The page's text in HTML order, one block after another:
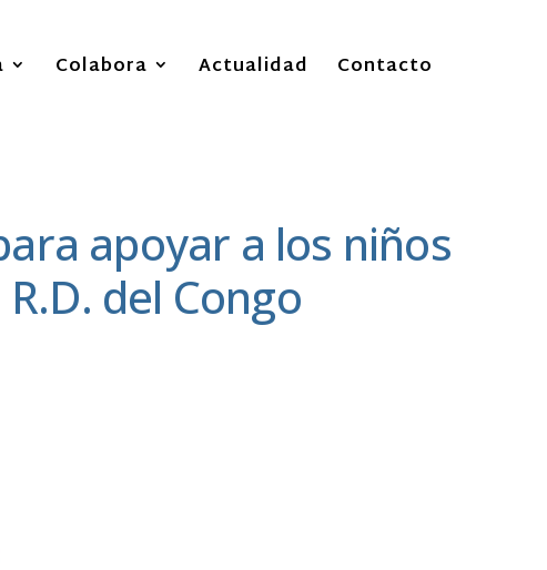
Colabora Actualidad Contacto
apoyar a los niños
del Congo